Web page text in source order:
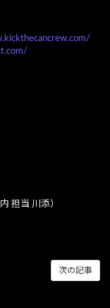
担当 川添）
次の記事